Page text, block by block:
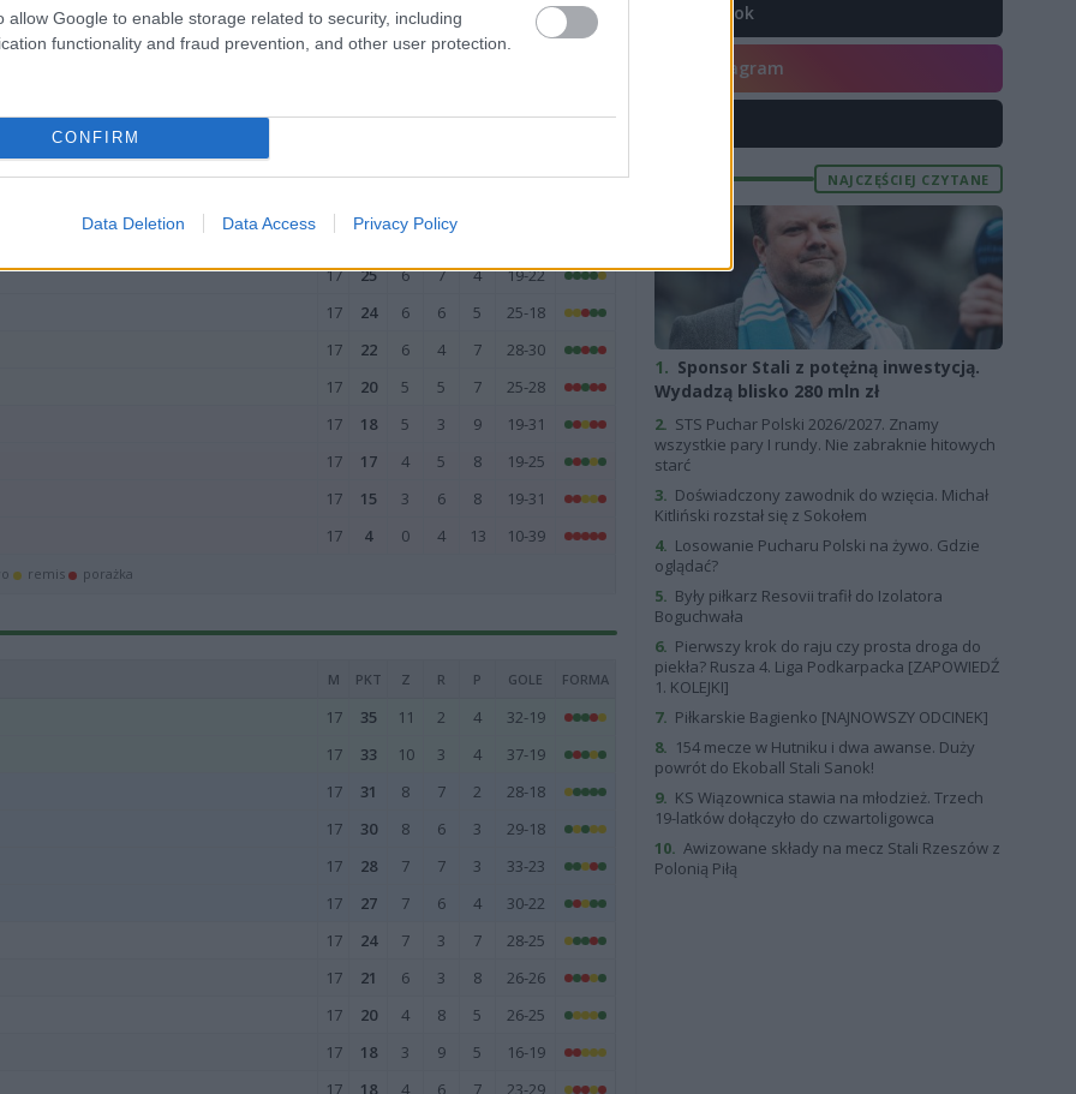
allow Google to enable storage related to security, including
functionality and fraud prevention, and other user protection.
CONFIRM
Data Deletion Data Access Privacy Policy
17 33 10 3 37-26
17 33 9 6 2 29-19
17 7
17 25 6 7 4 19-22
17 24 6 6 5 25-18
17 22 6 4 7 28-30
17 20 5 5 7 25-28
17 18 5 3 9 19-31
17 17 4 5 8 19-25
17 15 3 6 8 19-31
17 4 0 4 13 10-39
remis porażka
M PKT Z R P GOLE FORMA
17 35 11 2 4 32-19
17 33 10 3 4 37-19
17 31 8 7 2 28-18
17 30 8 6 3 29-18
17 28 7 7 3 33-23
17 27 7 6 4 30-22
17 24 7 3 7 28-25
17 21 6 3 8 26-26
17 20 4 8 5 26-25
17 18 3 9 5 16-19
17 18 4 6 7 23-29
TikTok
Instagram
NAJCZĘŚCIEJ CZYTANE
1. Sponsor Stali z potężną inwestycją.
Wydadzą blisko 280 mln zł
2. STS Puchar Polski 2026/2027. Znamy
wszystkie pary I rundy. Nie zabraknie hitowych
starć
3. Doświadczony zawodnik do wzięcia. Michał
Kitliński rozstał się z Sokołem
4. Losowanie Pucharu Polski na żywo. Gdzie
oglądać?
5. Były piłkarz Resovii trafił do Izolatora
Boguchwała
6. Pierwszy krok do raju czy prosta droga do
piekła? Rusza 4. Liga Podkarpacka [ZAPOWIEDŹ
1. KOLEJKI]
7. Piłkarskie Bagienko [NAJNOWSZY ODCINEK]
8. 154 mecze w Hutniku i dwa awanse. Duży
powrót do Ekoball Stali Sanok!
9. KS Wiązownica stawia na młodzież. Trzech
19-latków dołączyło do czwartoligowca
10. Awizowane składy na mecz Stali Rzeszów z
Polonią Piłą